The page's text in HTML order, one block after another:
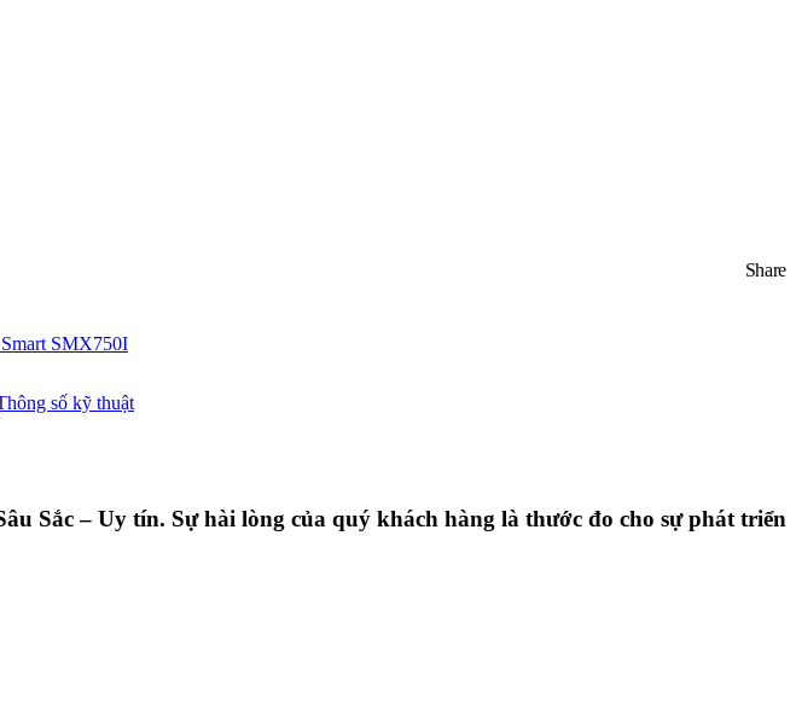
Share
SMX750I
số kỹ thuật
Sắc – Uy tín. Sự hài lòng của quý khách hàng là thước đo cho sự phát triển